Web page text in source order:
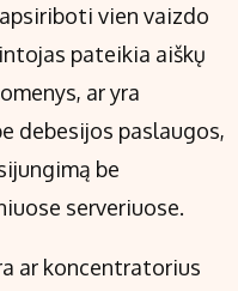
vien vaizdo
pateikia aiškų
ar yra
debesijos paslaugos,
be
serveriuose.
ar koncentratorius